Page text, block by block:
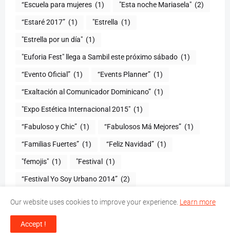
“Escuela para mujeres (1) "Esta noche Mariasela" (2)
“Estaré 2017” (1) "Estrella (1)
"Estrella por un día" (1)
"Euforia Fest" llega a Sambil este próximo sábado (1)
“Evento Oficial” (1) “Events Planner” (1)
“Exaltación al Comunicador Dominicano” (1)
"Expo Estética Internacional 2015" (1)
“Fabuloso y Chic” (1) “Fabulosos Má Mejores” (1)
“Familias Fuertes” (1) “Feliz Navidad” (1)
"femojis" (1) "Festival (1)
“Festival Yo Soy Urbano 2014” (2)
"Fórmula Volumen 2".
"Fuikiti Fuikiti"
Our website uses cookies to improve your experience. Learn more
Accept !